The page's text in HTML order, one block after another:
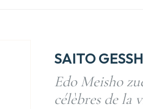
SAITO
Edo Meisho
célèbres de la